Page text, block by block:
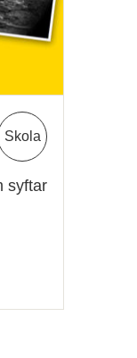
Skola
syftar